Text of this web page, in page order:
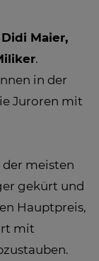
Didi Maier,
.
in der
Juroren mit
der meisten
gekürt und
Hauptpreis,
mit